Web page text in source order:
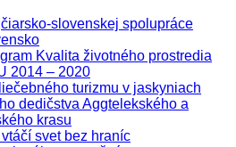
slovenskej spolupráce
Kvalita životného prostredia
2014 – 2020
turizmu v jaskyniach
dedičstva Aggtelekského a
krasu
svet bez hraníc